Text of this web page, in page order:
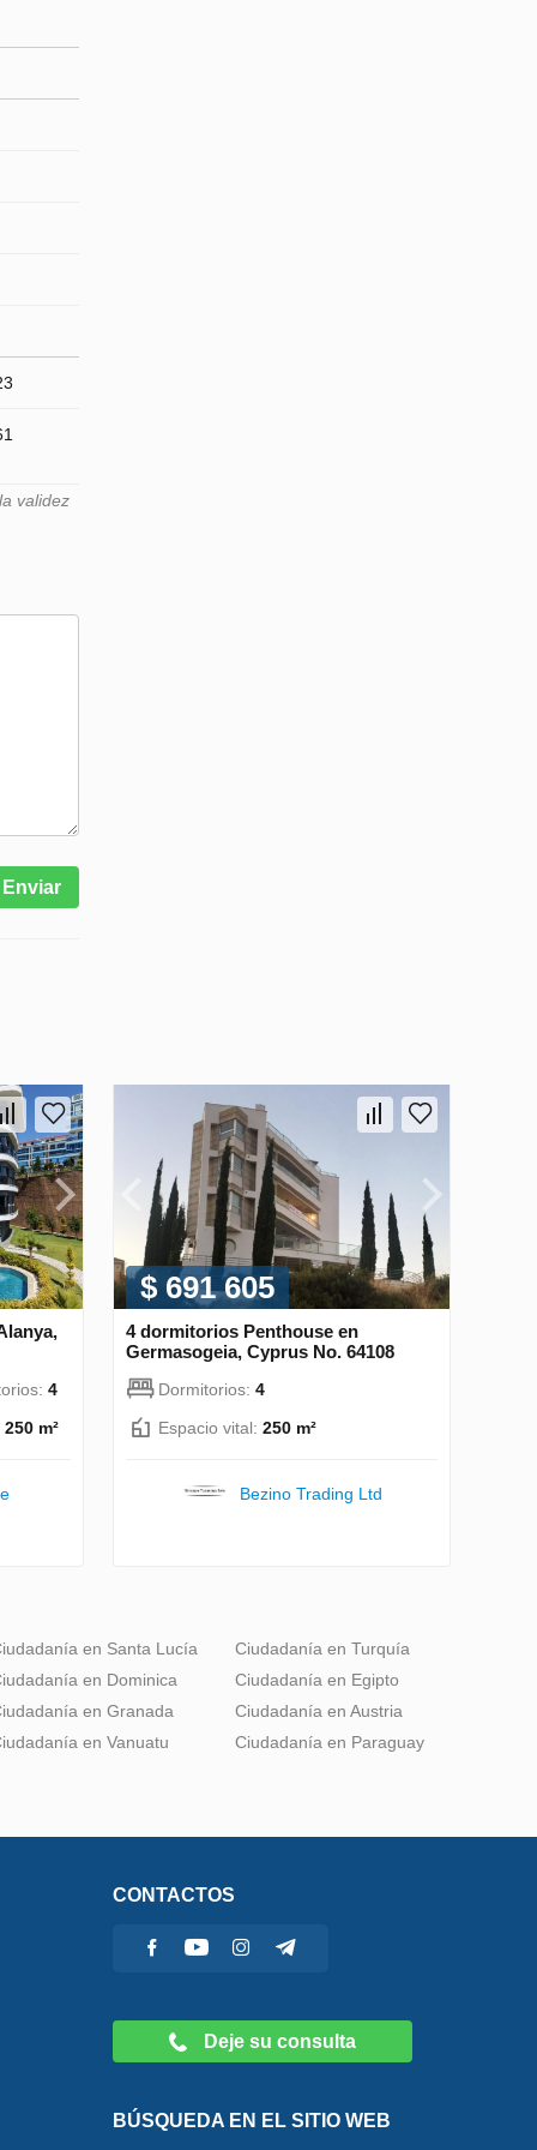
validez
Enviar
4
250 m²
$ 691 605
4 dormitorios Penthouse en
Germasogeia, Cyprus No. 64108
Dormitorios: 4
Espacio vital: 250 m²
Bezino Trading Ltd
en Santa Lucía
en Dominica
en Granada
en Vanuatu
Ciudadanía en Turquía
Ciudadanía en Egipto
Ciudadanía en Austria
Ciudadanía en Paraguay
CONTACTOS
Deje su consulta
BÚSQUEDA EN EL SITIO WEB